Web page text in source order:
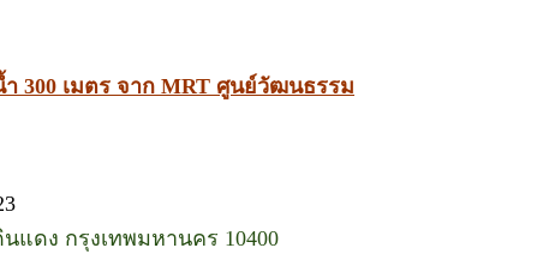
300 เมตร จาก MRT ศูนย์วัฒนธรรม
แดง กรุงเทพมหานคร 10400